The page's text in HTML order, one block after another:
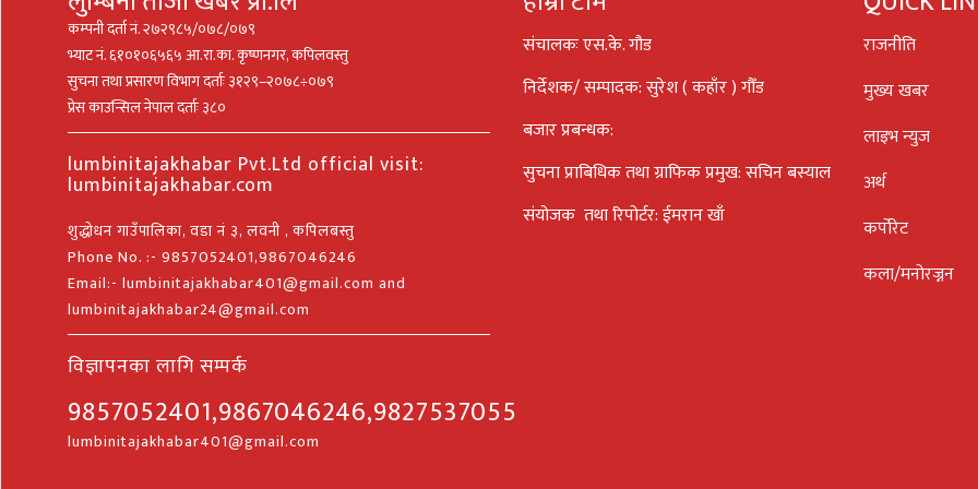
कम्पनी दर्ता नं. २७२९८५/०७८/०७९
भ्याट नं. ६१०१०६५६५ आ.रा.का. कृष्णनगर, कपिलवस्तु
सुचना तथा प्रसारण विभाग दर्ताः ३१२९–२०७८÷०७९
प्रेस काउन्सिल नेपाल दर्ताः ३८०
lumbinitajakhabar Pvt.Ltd official visit:
lumbinitajakhabar.com
शुद्धोधन गाउँपालिका, वडा नं ३, लवनी , कपिलबस्तु
Phone No. :- 9857052401,9867046246
Email:- lumbinitajakhabar401@gmail.com and
lumbinitajakhabar24@gmail.com
विज्ञापनका लागि सम्पर्क
9857052401,9867046246,9827537055
lumbinitajakhabar401@gmail.com
संचालकः एस.के. गौड
निर्देशक/ सम्पादक: सुरेश ( कहाँर ) गौँड
बजार प्रबन्धक:
सुचना प्राबिधिक तथा ग्राफिक प्रमुख: सचिन बस्याल
संयोजक तथा रिपोर्टर: ईमरान खाँ
राजनीति
मुख्य खबर
लाइभ न्युज
अर्थ
कर्पोरेट
कला/मनोरज्नन